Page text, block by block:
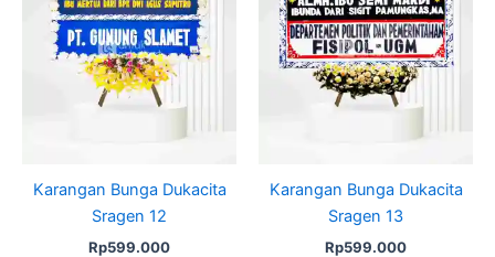
Karangan Bunga Dukacita
Sragen 12
Rp599.000
Karangan Bunga Dukacita
Sragen 13
Rp599.000